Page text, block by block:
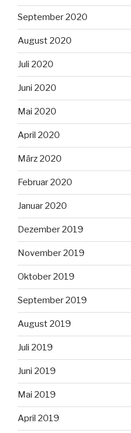
September 2020
August 2020
Juli 2020
Juni 2020
Mai 2020
April 2020
März 2020
Februar 2020
Januar 2020
Dezember 2019
November 2019
Oktober 2019
September 2019
August 2019
Juli 2019
Juni 2019
Mai 2019
April 2019